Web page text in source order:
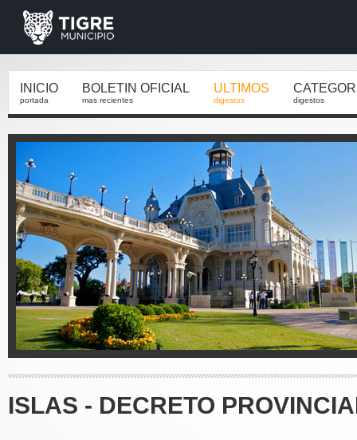
INICIO
portada
BOLETIN OFICIAL
mas recientes
ULTIMOS
digestos digestos
ISLAS - DECRETO